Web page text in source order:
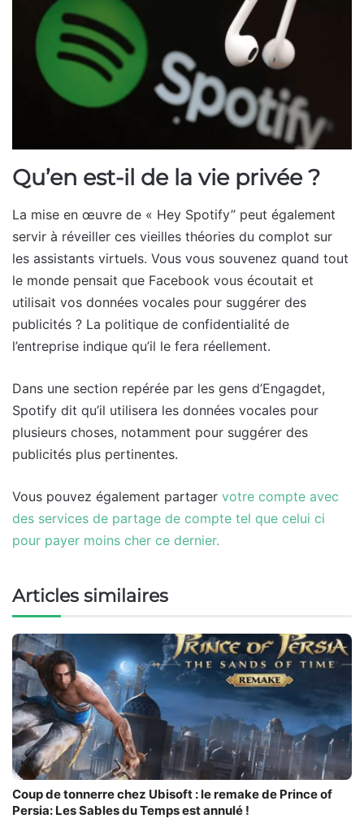
Qu’en est-il de la vie privée ?
La mise en œuvre de « Hey Spotify” peut également
servir à réveiller ces vieilles théories du complot sur
les assistants virtuels. Vous vous souvenez quand tout
le monde pensait que Facebook vous écoutait et
utilisait vos données vocales pour suggérer des
publicités ? La politique de confidentialité de
l’entreprise indique qu’il le fera réellement.
Dans une section repérée par les gens d’Engagdet,
Spotify dit qu’il utilisera les données vocales pour
plusieurs choses, notamment pour suggérer des
publicités plus pertinentes.
Vous pouvez également partager votre compte avec
des services de partage de compte tel que celui ci
pour payer moins cher ce dernier.
Articles similaires
Coup de tonnerre chez Ubisoft : le remake de Prince of
Persia: Les Sables du Temps est annulé !